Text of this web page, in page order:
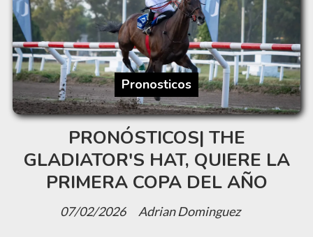
PRONÓSTICOS| THE
GLADIATOR'S HAT, QUIERE LA
PRIMERA COPA DEL AÑO
Adrian Dominguez
Pronosticos
07/02/2026